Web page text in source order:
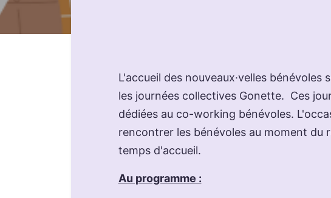
L'accueil des nouveaux·velles
les journées collectives Gonette. Ces
dédiées au co-working bénévoles.
rencontrer les bénévoles au moment du
temps d'accueil.
Au programme :